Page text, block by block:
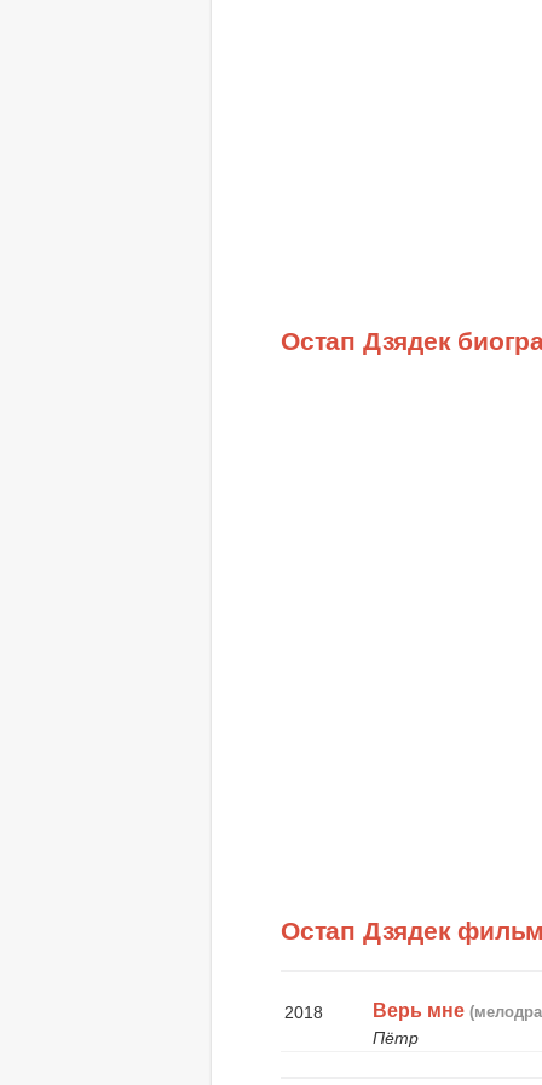
Остап Дзядек
Остап Дзядек
2018 Верь мне
Пётр